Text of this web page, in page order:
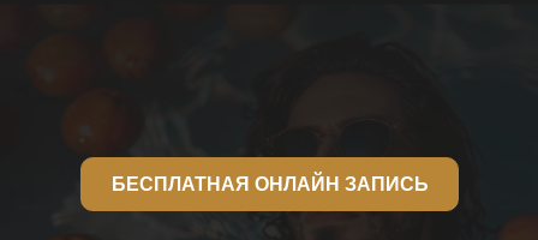
БЕСПЛАТНАЯ ОНЛАЙН ЗАПИСЬ